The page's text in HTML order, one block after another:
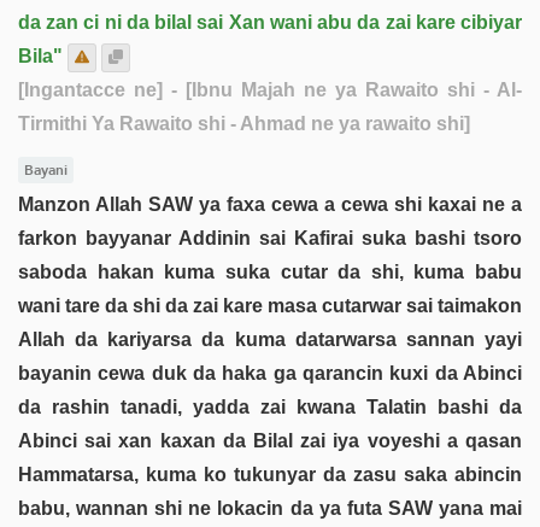
da zan ci ni da bilal sai Xan wani abu da zai kare cibiyar
Bila"
[Ingantacce ne] - [Ibnu Majah ne ya Rawaito shi - Al-
Tirmithi Ya Rawaito shi - Ahmad ne ya rawaito shi]
Bayani
Manzon Allah SAW ya faxa cewa a cewa shi kaxai ne a
farkon bayyanar Addinin sai Kafirai suka bashi tsoro
saboda hakan kuma suka cutar da shi, kuma babu
wani tare da shi da zai kare masa cutarwar sai taimakon
Allah da kariyarsa da kuma datarwarsa sannan yayi
bayanin cewa duk da haka ga qarancin kuxi da Abinci
da rashin tanadi, yadda zai kwana Talatin bashi da
Abinci sai xan kaxan da Bilal zai iya voyeshi a qasan
Hammatarsa, kuma ko tukunyar da zasu saka abincin
babu, wannan shi ne lokacin da ya futa SAW yana mai